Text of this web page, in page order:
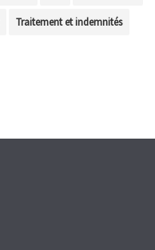
Traitement et indemnités